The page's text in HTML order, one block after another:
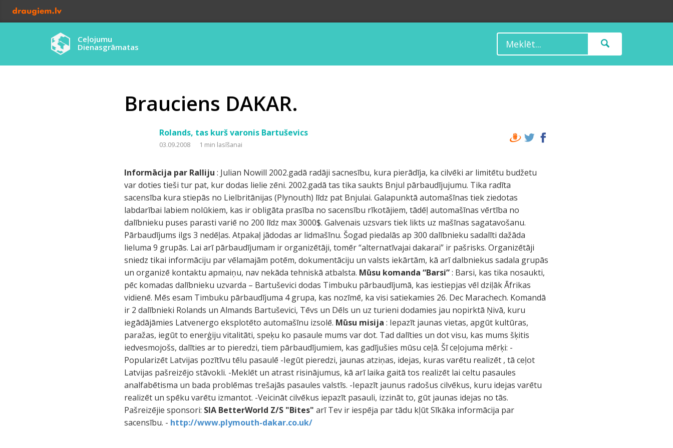
Ceļojumu
Dienasgrāmatas
Brauciens DAKAR.
Rolands, tas kurš varonis Bartuševics
03.09.2008 1 min lasīšanai
Informācija par Ralliju: Julian Nowill 2002.gadā radāji sacnesību, kura pierādīja, ka cilvēki ar limitētu budžetu
var doties tieši tur pat, kur dodas lielie zēni. 2002.gadā tas tika saukts Bnjul pārbaudījujumu. Tika radīta
sacensība kura stiepās no Lielbritānijas (Plynouth) līdz pat Bnjulai. Galapunktā automašīnas tiek ziedotas
labdarībai labiem nolūkiem, kas ir obligāta prasība no sacensību rīkotājiem, tādēļ automašīnas vērtība no
dalībnieku puses parasti variē no 200 līdz max 3000$. Galvenais uzsvars tiek likts uz mašīnas sagatavošanu.
Pārbaudījums ilgs 3 nedēļas. Atpakaļ jādodas ar lidmašīnu. Šogad piedalās ap 300 dalībnieku sadalīti dažāda
lieluma 9 grupās. Lai arī pārbaudījumam ir organizētāji, tomēr “alternatīvajai dakarai” ir pašrisks. Organizētāji
sniedz tikai informāciju par vēlamajām potēm, dokumentāciju un valsts iekārtām, kā arī dalbniekus sadala grupās
un organizē kontaktu apmaiņu, nav nekāda tehniskā atbalsta. Mūsu komanda “Barsi”: Barsi, kas tika nosaukti,
pēc komadas dalībnieku uzvarda – Bartuševici dodas Timbuku pārbaudījumā, kas iestiepjas vēl dziļāk Āfrikas
vidienē. Mēs esam Timbuku pārbaudījuma 4 grupa, kas nozīmē, ka visi satiekamies 26. Dec Marachech. Komandā
ir 2 dalībnieki Rolands un Almands Bartuševici, Tēvs un Dēls un uz turieni dodamies jau nopirktā Ņivā, kuru
iegādājāmies Latvenergo eksplotēto automašīnu izsolē. Mūsu misija: Iepazīt jaunas vietas, apgūt kultūras,
paražas, iegūt to enerģiju vitalitāti, speķu ko pasaule mums var dot. Tad dalīties un dot visu, kas mums šķitis
iedvesmojošs, dalīties ar to pieredzi, tiem pārbaudījumiem, kas gadījušies mūsu ceļā. Šī ceļojuma mērķi: -
Popularizēt Latvijas pozītīvu tēlu pasaulē -Iegūt pieredzi, jaunas atziņas, idejas, kuras varētu realizēt , tā ceļot
Latvijas pašreizējo stāvokli. -Meklēt un atrast risinājumus, kā arī laika gaitā tos realizēt lai celtu pasaules
analfabētisma un bada problēmas trešajās pasaules valstīs. -Iepazīt jaunus radošus cilvēkus, kuru idejas varētu
realizēt un spēku varētu izmantot. -Veicināt cilvēkus iepazīt pasauli, izzināt to, gūt jaunas idejas no tās.
Pašreizējie sponsori: SIA BetterWorld Z/S "Bites"arī Tev ir iespēja par tādu kļūt Sīkāka informācija par
sacensību. - http://www.plymouth-dakar.co.uk/